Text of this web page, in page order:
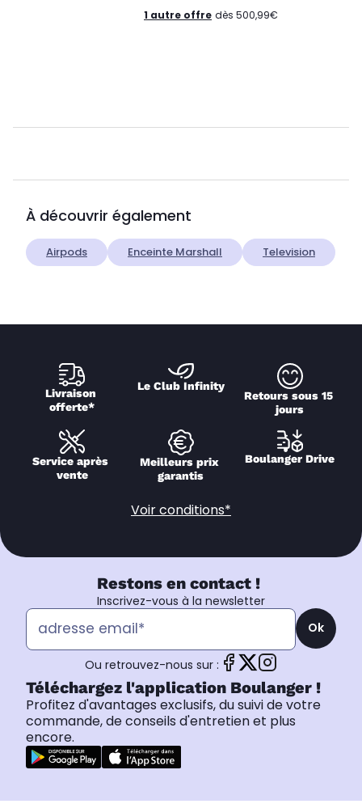
1 autre offre dès 500,99€
À découvrir également
Airpods Enceinte Marshall Television
Livraison
offerte*
Le Club Infinity
Retours sous 15
jours
Service après
vente
Meilleurs prix
garantis
Boulanger Drive
Voir conditions*
Restons en contact !
Inscrivez-vous à la newsletter
Ok
Ou retrouvez-nous sur :
Téléchargez l'application Boulanger !
Profitez d'avantages exclusifs, du suivi de votre
commande, de conseils d'entretien et plus
encore.